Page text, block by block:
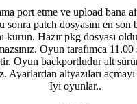
port etme ve upload bana
sonra patch dosyasını en son
kurun. Hazır pkg dosyası
Oyun tarafımca
Oyun backportludur alt
Ayarlardan altyazıları
İyi oyunlar..